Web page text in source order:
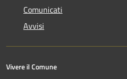
Comunicati
Avvisi
Vivere il Comune